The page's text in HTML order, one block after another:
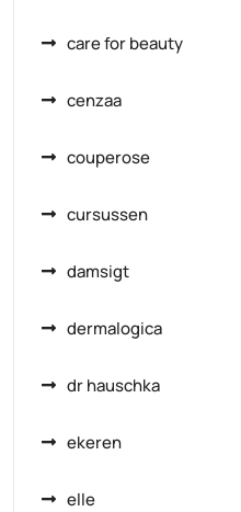
care for beauty
cenzaa
couperose
cursussen
damsigt
dermalogica
dr hauschka
ekeren
elle